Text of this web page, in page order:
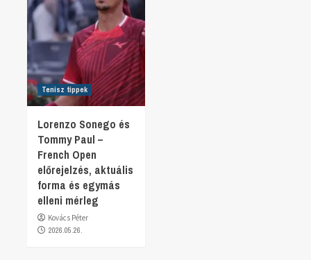
Tenisz tippek
Lorenzo Sonego és
Tommy Paul –
French Open
előrejelzés, aktuális
forma és egymás
elleni mérleg
Kovács Péter
2026.05.26.